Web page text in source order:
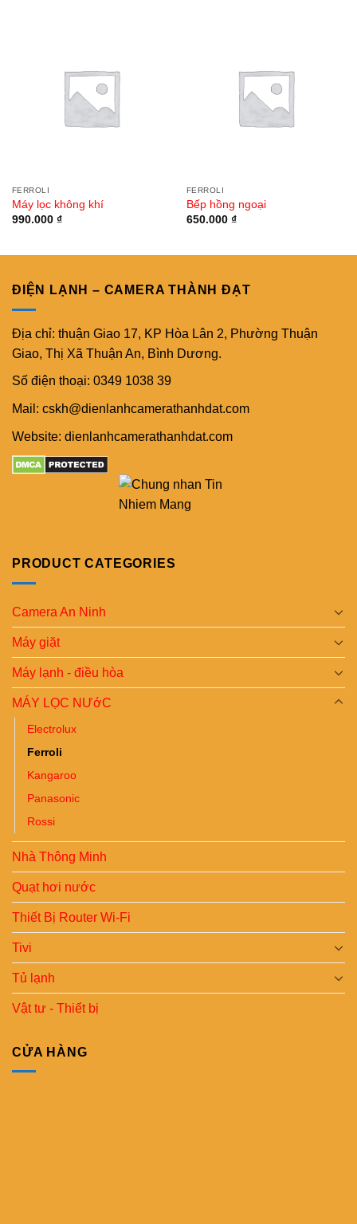
FERROLI
Máy lọc không khí
990.000 ₫
FERROLI
Bếp hồng ngoại
650.000 ₫
ĐIỆN LẠNH – CAMERA THÀNH ĐẠT
Địa chỉ: thuận Giao 17, KP Hòa Lân 2, Phường Thuận
Giao, Thị Xã Thuận An, Bình Dương.
Số điện thoại: 0349 1038 39
Mail: cskh@dienlanhcamerathanhdat.com
Website: dienlanhcamerathanhdat.com
PRODUCT CATEGORIES
Camera An Ninh
Máy giặt
Máy lạnh - điều hòa
MÁY LỌC NƯớC
Electrolux
Ferroli
Kangaroo
Panasonic
Rossi
Nhà Thông Minh
Quạt hơi nước
Thiết Bị Router Wi-Fi
Tivi
Tủ lạnh
Vật tư - Thiết bị
CỬA HÀNG